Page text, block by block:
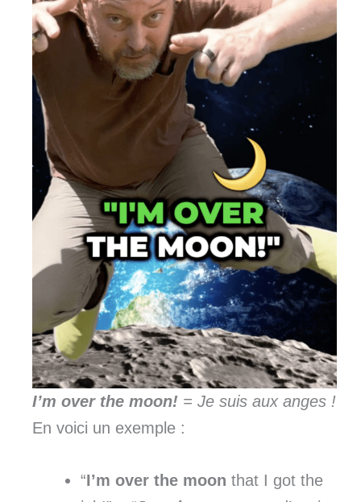
I’m over the moon! = Je suis aux anges !
En voici un exemple :
“I’m over the moon that I got the